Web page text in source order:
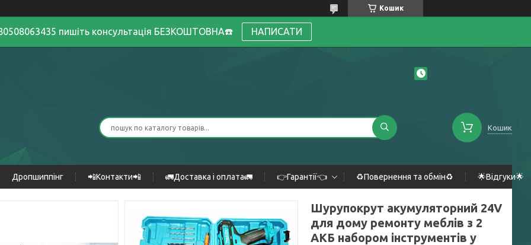
Кошик
пишіть консультація БЕЗКОШТОВНА☎️ НАПИСАТИ
Кошик
Дропшиппінг 📲Контакти📲 🚛Доставка і оплата🚛 👉Гарантії👈 ♻️Повернення та обмін♻️ 🌟Відгуки🌟
Шурупокрут акумуляторний 24V
для дому ремонту меблів з 2
АКБ набором інструментів у